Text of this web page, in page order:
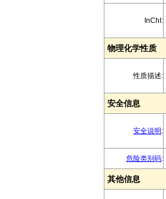
InChI:
物理化学性质
性质描述:
安全信息
安全说明 :
危险类别码:
其他信息